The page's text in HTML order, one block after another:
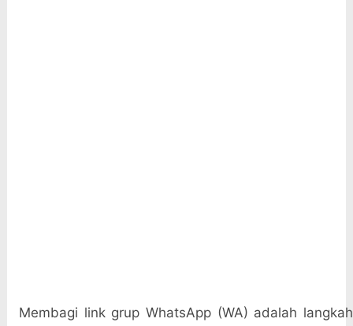
Membagi link grup WhatsApp (WA) adalah langkah